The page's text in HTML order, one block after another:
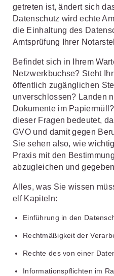
getreten ist, ändert sich
Datenschutz wird echte
die Einhaltung des
Amtsprüfung Ihrer
Befindet sich in Ihrem
Netzwerkbuchse? Steht
öffentlich zugänglichen
unverschlossen? Landen
Dokumente im
dieser Fragen bedeutet,
GVO und damit gegen
Sie sehen also, wie
Praxis mit den
abzugleichen und
Alles, was Sie wissen
elf Kapiteln:
Einführung in den
Rechtmäßigkeit der
Rechte des von einer
Informationspflichten im